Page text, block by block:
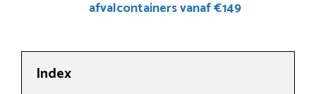
afvalcontainers vanaf €149
Index